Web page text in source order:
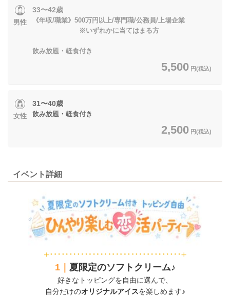
男性
33〜42歳
《年収/職業》500万円以上/専門職/公務員/上場企業
※いずれかに当てはまる方
飲み放題・軽食付き
5,500 円(税込)
女性
31〜40歳
飲み放題・軽食付き
2,500 円(税込)
イベント詳細
1｜ 夏限定のソフトクリーム♪
好きなトッピングを自由に選んで、
自分だけのオリジナルアイスを楽しめます♪